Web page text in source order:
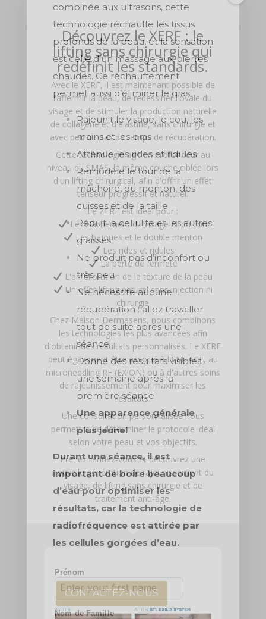
combinée aux ultrasons, cette
technologie réchauffe les tissus
profonds de la peau, et la sensation
est celle d’un massage aux pierres
chaudes. Ce réchauffement
permet aussi d’éliminer le gras.
Rajeunit le visage, le cou, les
mains et les bras
Atténue les rides et ridules
Remodèle le tour de la
mâchoire, du menton, des
cuisses et de la taille
Réduit la cellulite et les autres
graisses
Ne produit pas d’inconfort ou
très peu
Ne nécessite aucune
récupération : allez travailler
tout de suite après une
séance!
Donne des résultats visibles
une semaine après la
première séance
Une apparence générale
plus jeune!
Durant une séance, il est
important de boire beaucoup
d’eau pour optimiser les
résultats, car la technologie de
radiofréquence est attirée par
les cellules gorgées d’eau.
CONTACTEZ-NOUS
Découvrez le XERF : le
lifting sans chirurgie qui
redéfinit les standards.
Avec le XERF, il est maintenant possible de
raffermir la peau, de redessiner l'ovale du
visage et de stimuler la production naturelle
de collagèneet d'élastine, sans chirurgie et
avec peu ou pas de temps de récupération.
Cette technologie agit en profondeur au
niveau duSMAS, la même couche ciblée lors
d'un lifting chirurgical, afin d'offrir un effet
tenseur progressif et naturel.
Le ZERF est idéal pour :
Le relâchement du visage et du cou
Les bajoues et le double menton
Les rides et ridules
La perte de fermeté
L'amélioration de la texture de la peau
Un effet lifting naturel sans injection ni
chirurgie
Chez Maison Dermasens, nous combinons
les technologies les plus avancées afin
d'obtenir des résultats personnalisés. Le XERF
peut également être associé à l'EMFACE, au
microneedling RF (EXION) ou à d'autres soins
de rajeunissement pour maximiser les
résultats.
Une consultation personnalisée nous
permettra de déterminer le protocole idéal
selon votre peau et vos objectifs.
Prenez rendez-vous et découvrez une
nouvelle génération derajeunissement du
visage, de lifting sans chirurgie et de
traitement anti-âge.